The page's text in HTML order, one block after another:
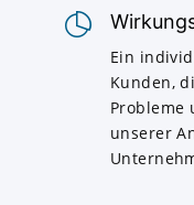
Ein
Kunden,
Probleme
unserer